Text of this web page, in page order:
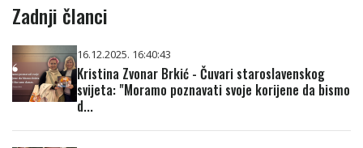
Zadnji članci
16.12.2025. 16:40:43
Kristina Zvonar Brkić - Čuvari staroslavenskog
svijeta: "Moramo poznavati svoje korijene da bismo
d...